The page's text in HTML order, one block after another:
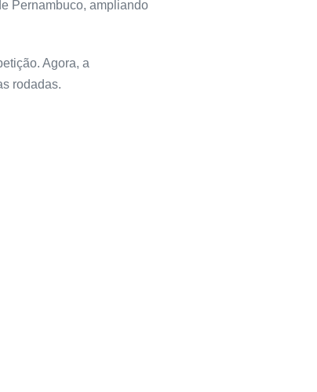
Pernambuco, ampliando
Agora, a
rodadas.